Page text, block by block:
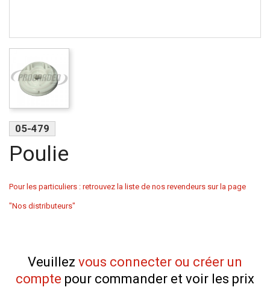
05-479
Poulie
Pour les particuliers : retrouvez la liste de nos revendeurs sur la page
"Nos distributeurs"
Veuillez vous connecter ou créer un
compte pour commander et voir les prix